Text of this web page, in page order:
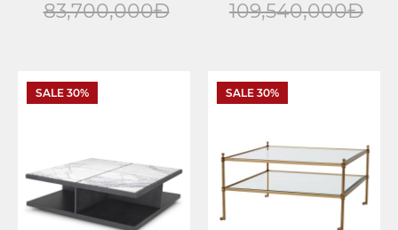
83,700,000Đ
109,540,000Đ
SALE 30% SALE 30%